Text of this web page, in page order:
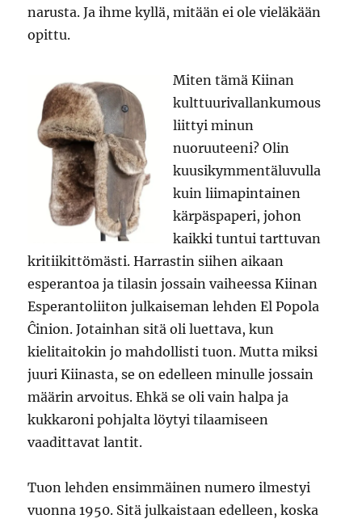
narusta. Ja ihme kyllä, mitään ei ole vieläkään
opittu.
Miten tämä Kiinan
kulttuurivallankumous
liittyi minun
nuoruuteeni? Olin
kuusikymmentäluvulla
kuin liimapintainen
kärpäspaperi, johon
kaikki tuntui tarttuvan
kritiikittömästi. Harrastin siihen aikaan
esperantoa ja tilasin jossain vaiheessa Kiinan
Esperantoliiton julkaiseman lehden El Popola
Ĉinion. Jotainhan sitä oli luettava, kun
kielitaitokin jo mahdollisti tuon. Mutta miksi
juuri Kiinasta, se on edelleen minulle jossain
määrin arvoitus. Ehkä se oli vain halpa ja
kukkaroni pohjalta löytyi tilaamiseen
vaadittavat lantit.
Tuon lehden ensimmäinen numero ilmestyi
vuonna 1950. Sitä julkaistaan edelleen, koska